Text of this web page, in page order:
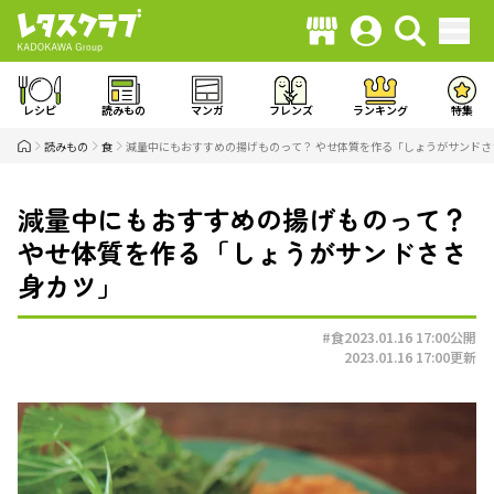
レシピ 読みもの マンガ フレンズ ランキング 特集
読みもの 食 減量中にもおすすめの揚げものって？ やせ体質を作る「しょうがサンド
減量中にもおすすめの揚げものって？
やせ体質を作る「しょうがサンドささ
身カツ」
#食2023.01.16 17:00公開
2023.01.16 17:00更新